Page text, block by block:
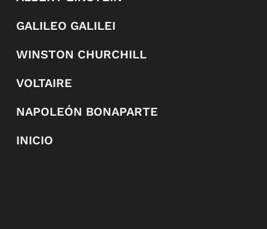
GALILEO GALILEI
WINSTON CHURCHILL
VOLTAIRE
NAPOLEÓN BONAPARTE
INICIO